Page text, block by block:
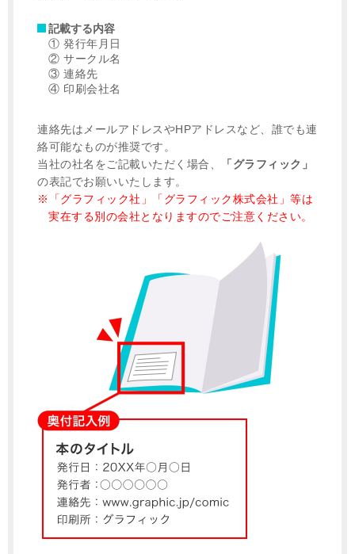
記載する内容
① 発行年月日
② サークル名
③ 連絡先
④ 印刷会社名
連絡先はメールアドレスやHPアドレスなど、誰でも連
絡可能なものが推奨です。
当社の社名をご記載いただく場合、
「グラフィック」
の表記でお願いいたします。
「グラフィック社」「グラフィック株式会社」等は
実在する別の会社となりますのでご注意ください。